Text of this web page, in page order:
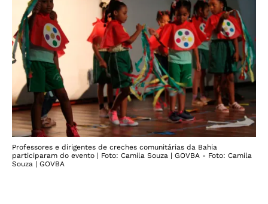
Professores e dirigentes de creches comunitárias da Bahia
participaram do evento | Foto: Camila Souza | GOVBA - Foto: Camila
Souza | GOVBA